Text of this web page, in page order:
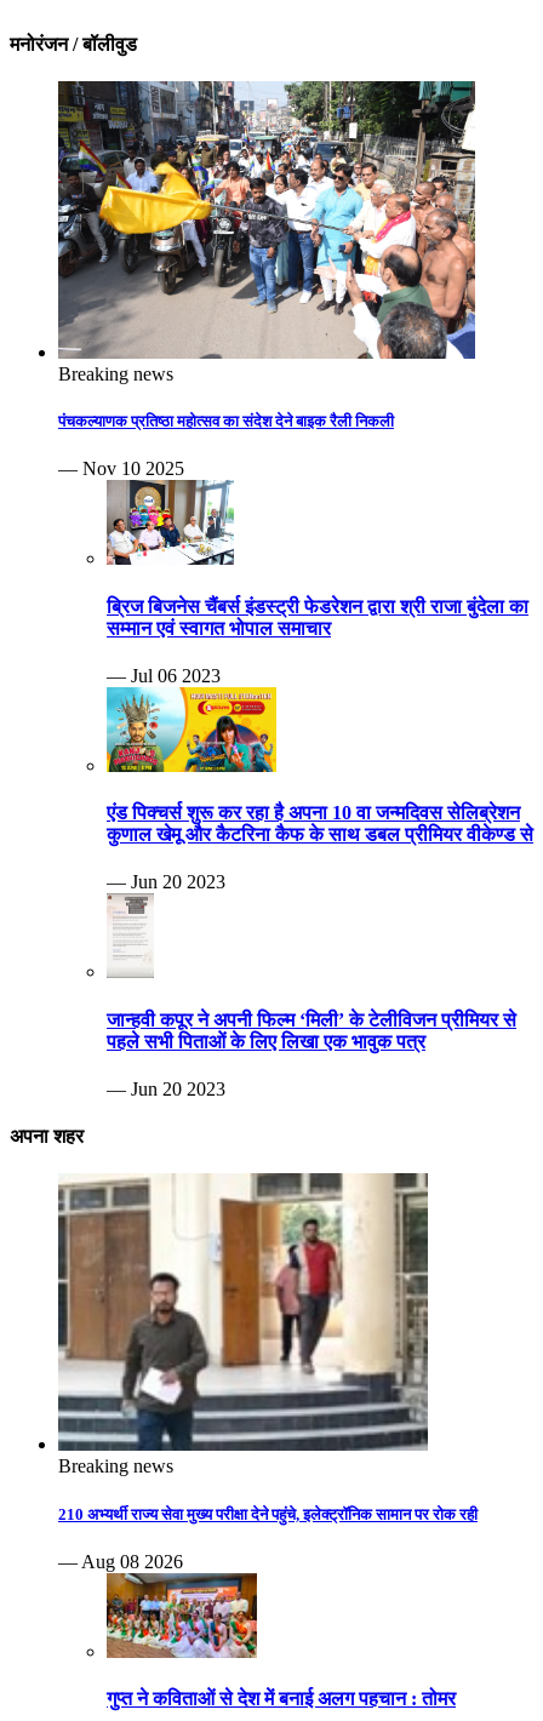
मनोरंजन / बॉलीवुड
Breaking news
पंचकल्याणक प्रतिष्ठा महोत्सव का संदेश देने बाइक रैली निकली
— Nov 10 2025
ब्रिज बिजनेस चैंबर्स इंडस्ट्री फेडरेशन द्वारा श्री राजा बुंदेला का
सम्मान एवं स्वागत भोपाल समाचार
— Jul 06 2023
एंड पिक्चर्स शुरू कर रहा है अपना 10 वा जन्मदिवस सेलिब्रेशन
कुणाल खेमू और कैटरिना कैफ के साथ डबल प्रीमियर वीकेण्ड से
— Jun 20 2023
जान्हवी कपूर ने अपनी फिल्म ‘मिली’ के टेलीविजन प्रीमियर से
पहले सभी पिताओं के लिए लिखा एक भावुक पत्र
— Jun 20 2023
अपना शहर
Breaking news
210 अभ्यर्थी राज्य सेवा मुख्य परीक्षा देने पहुंचे, इलेक्ट्रॉनिक सामान पर रोक रही
— Aug 08 2026
गुप्त ने कविताओं से देश में बनाई अलग पहचान : तोमर